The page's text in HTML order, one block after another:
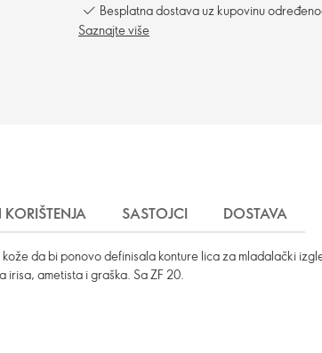
Besplatna dostava uz kupovinu
Saznajte više
SASTOJCI DOSTAVA
da bi ponovo definisala konture lica za mladalački
irisa, ametista i graška. Sa ZF 20.